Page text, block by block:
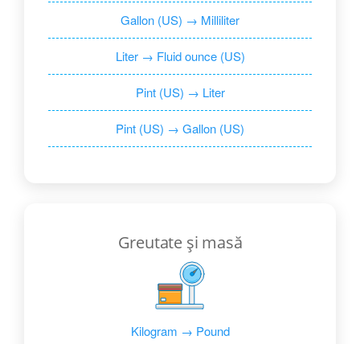
Gallon (US) → Milliliter
Liter → Fluid ounce (US)
Pint (US) → Liter
Pint (US) → Gallon (US)
Greutate și masă
Kilogram → Pound